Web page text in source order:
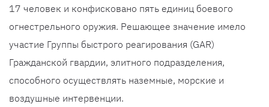
17 человек и конфисковано пять единиц боевого
огнестрельного оружия. Решающее значение имело
участие Группы быстрого реагирования (GAR)
Гражданской гвардии, элитного подразделения,
способного осуществлять наземные, морские и
воздушные интервенции.